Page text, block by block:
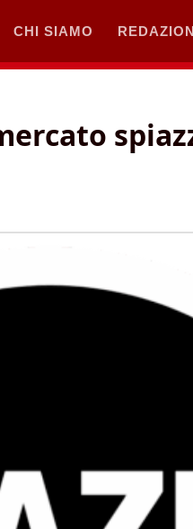
CHI SIAMO